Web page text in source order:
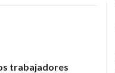
trabajadores